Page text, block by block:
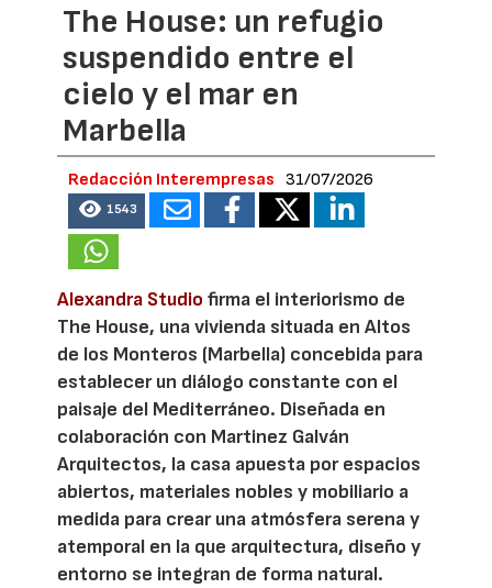
The House: un refugio
suspendido entre el
cielo y el mar en
Marbella
Redacción Interempresas 31/07/2026
1543
Alexandra Studio firma el interiorismo de
The House, una vivienda situada en Altos
de los Monteros (Marbella) concebida para
establecer un diálogo constante con el
paisaje del Mediterráneo. Diseñada en
colaboración con Martinez Galván
Arquitectos, la casa apuesta por espacios
abiertos, materiales nobles y mobiliario a
medida para crear una atmósfera serena y
atemporal en la que arquitectura, diseño y
entorno se integran de forma natural.